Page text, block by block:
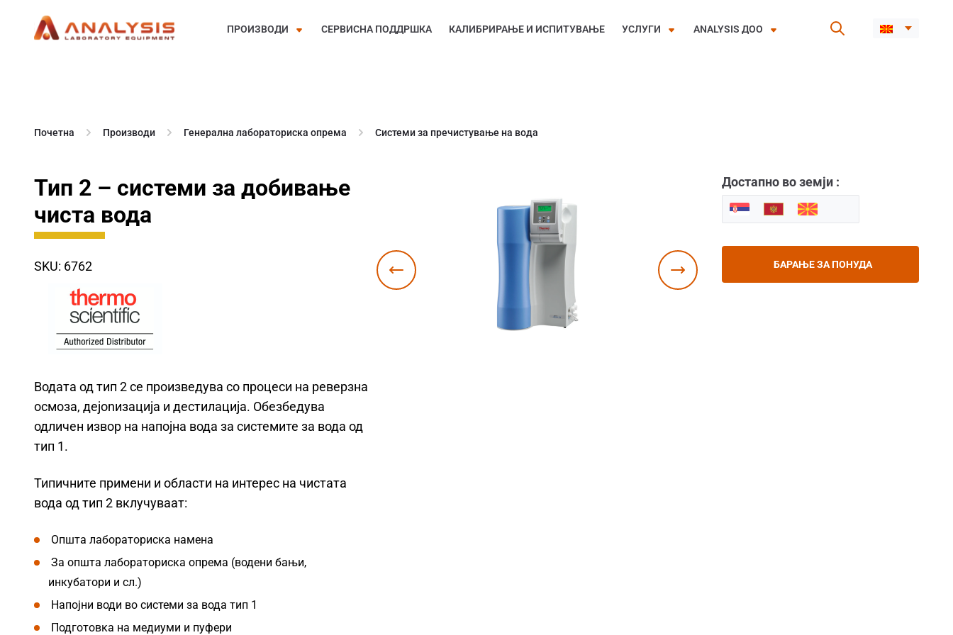
ПРОИЗВОДИ СЕРВИСНА ПОДДРШКА КАЛИБРИРАЊЕ И ИСПИТУВАЊЕ УСЛУГИ ANALYSIS ДОО
Почетна Производи Генерална лабораториска опрема Системи за пречистување на вода
Тип 2 – системи за добивање
чиста вода
SKU: 6762
Водата од тип 2 се произведува со процеси на реверзна
осмоза, деjonизација и дестилација. Обезбедува
одличен извор на напојна вода за системите за вода од
тип 1.
Типичните примени и области на интерес на чистата
вода од тип 2 вклучуваат:
Општа лабораториска намена
За општа лабораториска опрема (водени бањи,
инкубатори и сл.)
Напојни води во системи за вода тип 1
Подготовка на медиуми и пуфери
Достапно во земји :
БАРАЊЕ ЗА ПОНУДА